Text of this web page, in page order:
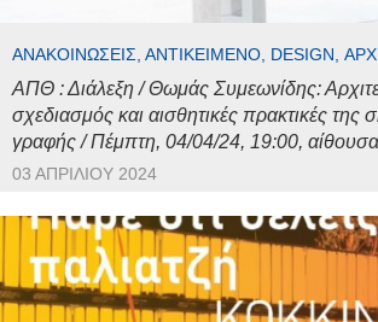
ΑΝΑΚΟΙΝΏΣΕΙΣ, ΑΝΤΙΚΕΊΜΕΝΟ, DESIGN,
ΑΠΘ : Διάλεξη / Θωμάς Συμεωνίδης:
σχεδιασμός και αισθητικές πρακτικές της
γραφής / Πέμπτη, 04/04/24, 19:00,
03 ΑΠΡΙΛΊΟΥ 2024